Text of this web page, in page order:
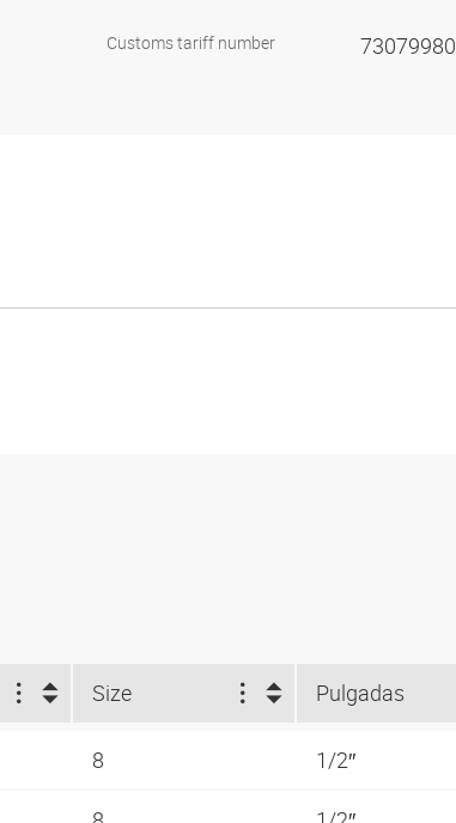
Customs tariff number 73079980
Size Pulgadas
8 1/2″